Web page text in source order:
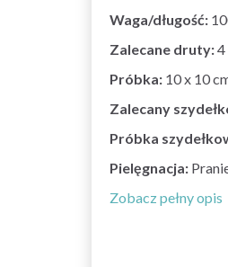
Waga/długość:
Zalecane druty:4
Próbka: 10 x 10
Zalecany
Próbka
Pielęgnacja:
Zobacz pełny opis